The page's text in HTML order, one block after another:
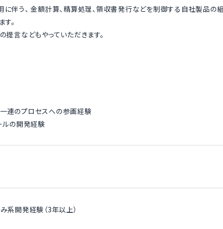
伴う、 金額計算、精算処理、領収書発行などを制御する自社製品の
。
提言などもやっていただきます。
連のプロセスへの参画経験
ルの開発経験
系開発経験（3年以上）